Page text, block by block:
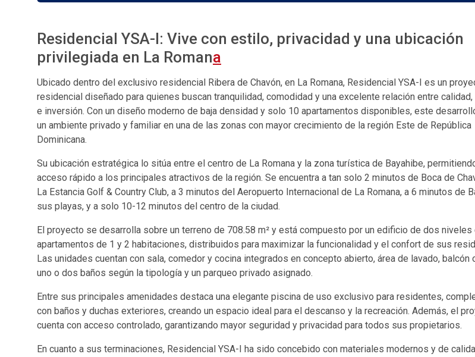
Residencial YSA-I: Vive con estilo, privacidad y una ubicación
privilegiada en La Romana
Ubicado dentro del exclusivo residencial Ribera de Chavón, en La Romana, Residencial YSA-I es un
residencial diseñado para quienes buscan tranquilidad, comodidad y una excelente relación entre calidad,
e inversión. Con un diseño moderno de baja densidad y solo 10 apartamentos disponibles, este
un ambiente privado y familiar en una de las zonas con mayor crecimiento de la región Este de República
Dominicana.
Su ubicación estratégica lo sitúa entre el centro de La Romana y la zona turística de Bayahibe,
acceso rápido a los principales atractivos de la región. Se encuentra a tan solo 2 minutos de Boca de
La Estancia Golf & Country Club, a 3 minutos del Aeropuerto Internacional de La Romana, a 6 minutos de
sus playas, y a solo 10-12 minutos del centro de la ciudad.
El proyecto se desarrolla sobre un terreno de 708.58 m² y está compuesto por un edificio de dos niveles
apartamentos de 1 y 2 habitaciones, distribuidos para maximizar la funcionalidad y el confort de sus
Las unidades cuentan con sala, comedor y cocina integrados en concepto abierto, área de lavado, balcón
uno o dos baños según la tipología y un parqueo privado asignado.
Entre sus principales amenidades destaca una elegante piscina de uso exclusivo para residentes,
con baños y duchas exteriores, creando un espacio ideal para el descanso y la recreación. Además, el
cuenta con acceso controlado, garantizando mayor seguridad y privacidad para todos sus propietarios.
En cuanto a sus terminaciones, Residencial YSA-I ha sido concebido con materiales modernos y de